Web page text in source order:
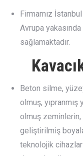
Firmamız
Avrupa
sağlamaktadır.
Beton silme,
olmuş,
olmuş
geliştirilmiş
teknolojik